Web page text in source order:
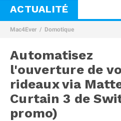
VPN Mac
Comparatif iPhone
ACTUALITÉ
Mac4Ever Domotique
Automatisez
l'ouverture de
rideaux via
Curtain 3 de
promo)